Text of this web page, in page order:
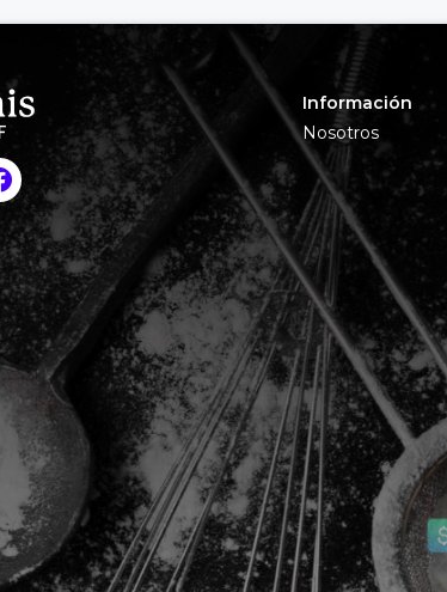
Información
Nosotros